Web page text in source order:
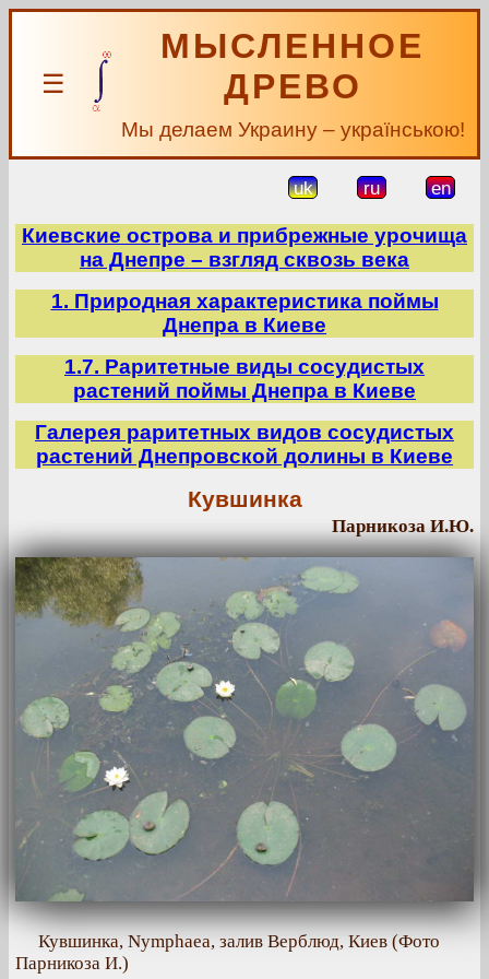
☰
МЫСЛЕННОЕ
ДРЕВО
Мы делаем Украину – українською!
uk ru en
Киевские острова и прибрежные урочища
на Днепре – взгляд сквозь века
1. Природная характеристика поймы
Днепра в Киеве
1.7. Раритетные виды сосудистых
растений поймы Днепра в Киеве
Галерея раритетных видов сосудистых
растений Днепровской долины в Киеве
Кувшинка
Парникоза И.Ю.
Кувшинка, Nymphaea, залив Верблюд, Киев (Фото
Парникоза И.)